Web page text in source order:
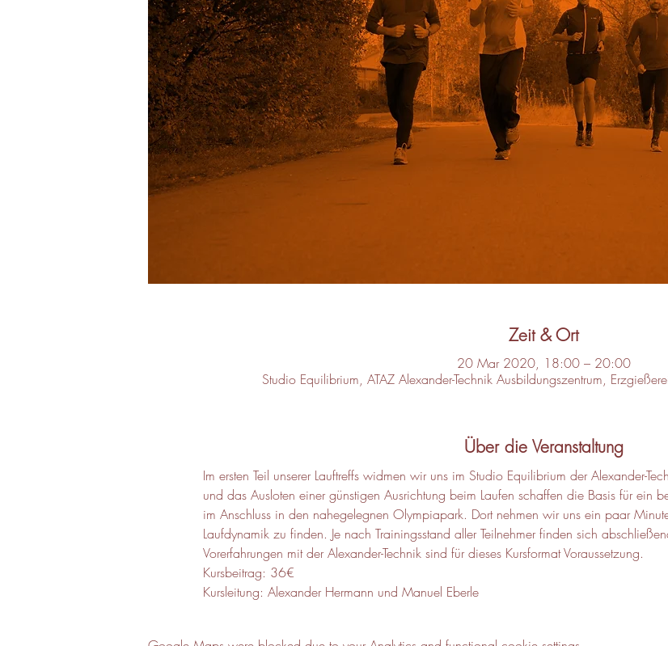
Zeit & Ort
20 Mar 2020, 18:00 – 20:00
Studio Equilibrium, ATAZ Alexander-Technik Ausbildungszentrum,
Über die Veranstaltung
Im ersten Teil unserer Lauftreffs widmen wir uns im Studio Equilibrium der Alexander-
und das Ausloten einer günstigen Ausrichtung beim Laufen schaffen die Basis für ein
im Anschluss in den nahegelegnen Olympiapark. Dort nehmen wir uns ein paar
Laufdynamik zu finden. Je nach Trainingsstand aller Teilnehmer finden sich
Vorerfahrungen mit der Alexander-Technik sind für dieses Kursformat Voraussetzung.
Kursbeitrag: 36€
Kursleitung: Alexander Hermann und Manuel Eberle